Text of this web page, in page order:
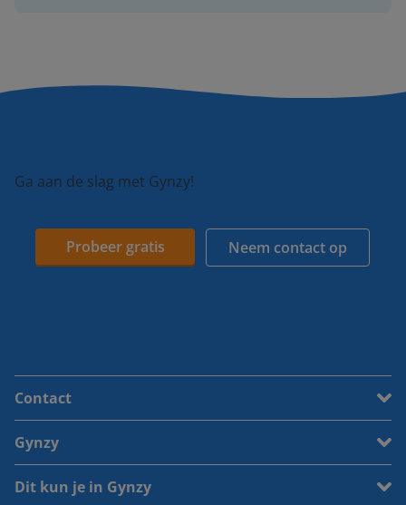
Ga aan de slag met Gynzy!
Probeer gratis Neem contact op
Contact
Gynzy
Dit kun je in Gynzy